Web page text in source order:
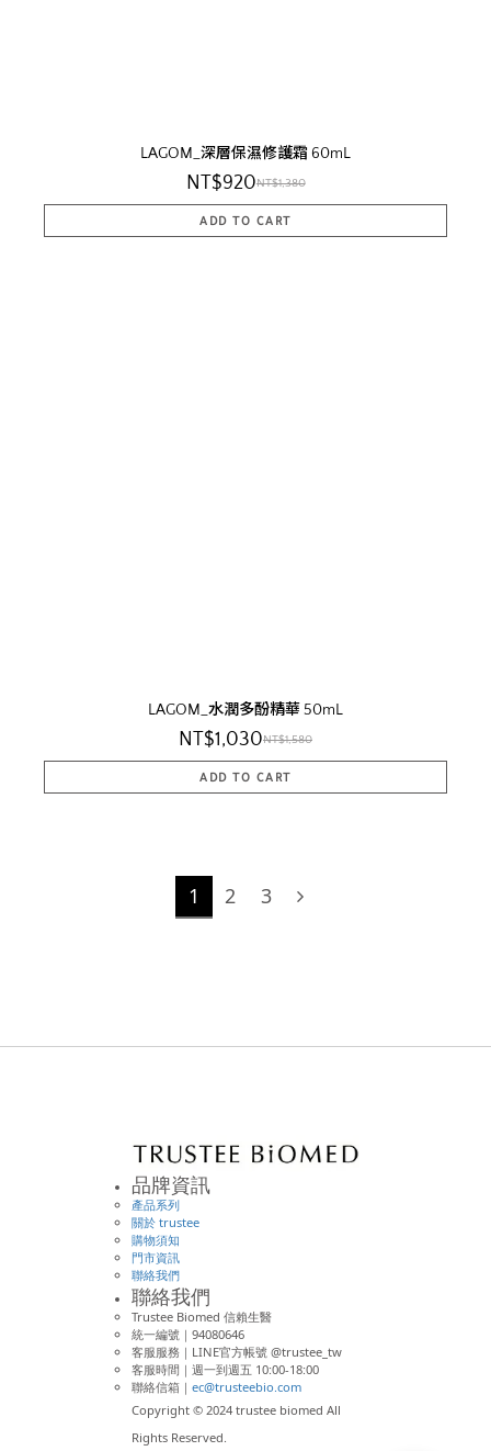
LAGOM_深層保濕修護霜 60mL
NT$920NT$1,380
LAGOM_水潤多酚精華 50mL
NT$1,030NT$1,580
1 2 3
品牌資訊
產品系列
關於 trustee
購物須知
門市資訊
聯絡我們
聯絡我們
Trustee Biomed 信賴生醫
統一編號｜94080646
客服服務｜LINE官方帳號 @trustee_tw
客服時間｜週一到週五 10:00-18:00
聯絡信箱｜ ec@trusteebio.com
Copyright © 2024 trustee biomed All
Rights Reserved.